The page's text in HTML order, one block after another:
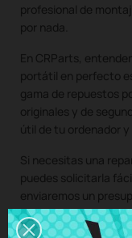
profesional de
por nada.
En CRParts,
portátil en perfecto
gama de repuestos
originales y de
útil de tu ordenador
Si necesitas una
puedes solicitarla
enviaremos un
Con nuestro servicio
repuesto para tu